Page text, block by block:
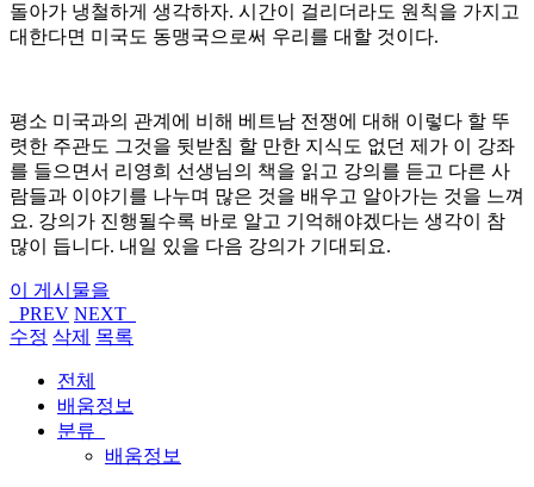
돌아가 냉철하게 생각하자. 시간이 걸리더라도 원칙을 가지고
대한다면 미국도 동맹국으로써 우리를 대할 것이다.
평소 미국과의 관계에 비해 베트남 전쟁에 대해 이렇다 할 뚜
렷한 주관도 그것을 뒷받침 할 만한 지식도 없던 제가 이 강좌
를 들으면서 리영희 선생님의 책을 읽고 강의를 듣고 다른 사
람들과 이야기를 나누며 많은 것을 배우고 알아가는 것을 느껴
요. 강의가 진행될수록 바로 알고 기억해야겠다는 생각이 참
많이 듭니다. 내일 있을 다음 강의가 기대되요.
이 게시물을
PREV NEXT
수정 삭제 목록
전체
배움정보
분류
배움정보